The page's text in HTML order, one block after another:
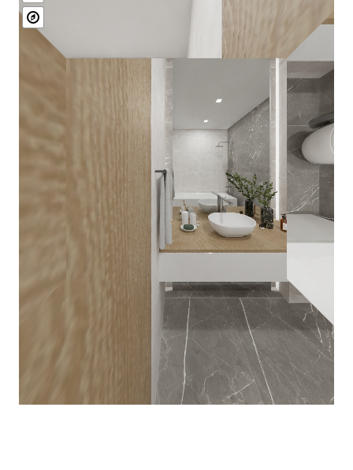
ОПЛАТА И ДОСТАВКА
ГДЕ КУПИТЬ
О КОМПАНИИ
CОТРУДНИЧЕСТВО
КОНТАКТЫ